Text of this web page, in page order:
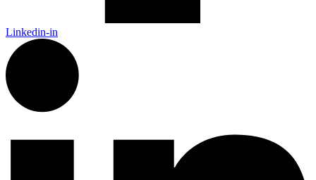
Linkedin-in